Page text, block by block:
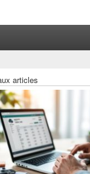
articles